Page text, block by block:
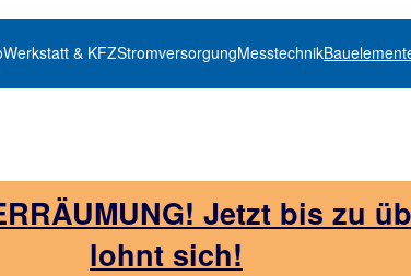
Werkstatt & KFZStromversorgungMesstechnik
Jetzt bis zu
lohnt sich!